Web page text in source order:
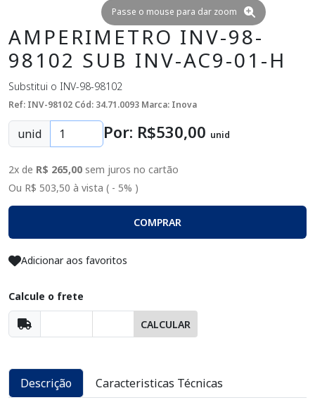
Passe o mouse para dar zoom
AMPERIMETRO INV-98-
98102 SUB INV-AC9-01-H
Substitui o INV-98-98102
Ref: INV-98102 Cód: 34.71.0093 Marca: Inova
unid Por: R$530,00 unid
2x de R$ 265,00 sem juros no cartão
Ou R$ 503,50 à vista ( - 5% )
COMPRAR
Adicionar aos favoritos
Calcule o frete
CALCULAR
Descrição Caracteristicas Técnicas